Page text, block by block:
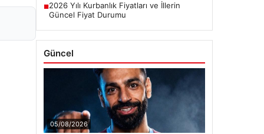
■2026 Yılı Kurbanlık Fiyatları ve İllerin
Güncel Fiyat Durumu
Güncel
05/08/2026